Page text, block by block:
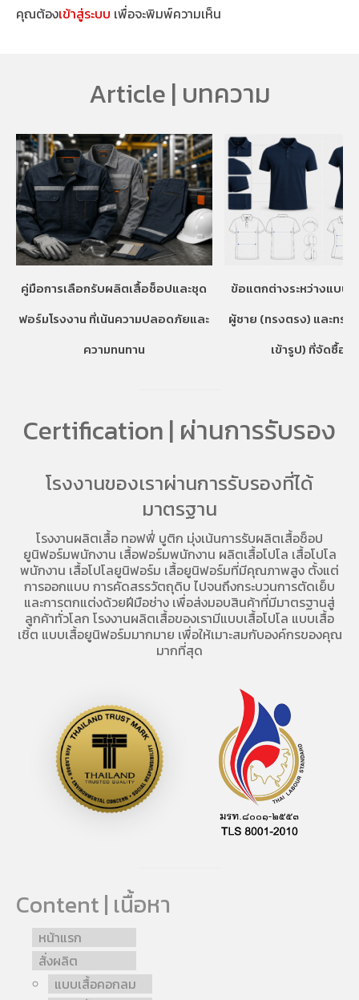
คุณต้องเข้าสู่ระบบ เพื่อจะพิมพ์ความเห็น
Article | บทความ
คู่มือการเลือกรับผลิตเสื้อช็อปและชุด
ฟอร์มโรงงาน ที่เน้นความปลอดภัยและ
ความทนทาน
ข้อแตกต่างระหว่างแบบเ
ผู้ชาย (ทรงตรง) และทร
เข้ารูป) ที่จัดซื้อค
Certification | ผ่านการรับรอง
โรงงานของเราผ่านการรับรองที่ได้
มาตรฐาน
โรงงานผลิตเสื้อ ทอฟฟี่ บูติก มุ่งเน้นการรับผลิตเสื้อช็อป
ยูนิฟอร์มพนักงาน เสื้อฟอร์มพนักงาน ผลิตเสื้อโปโล เสื้อโปโล
พนักงาน เสื้อโปโลยูนิฟอร์ม เสื้อยูนิฟอร์มที่มีคุณภาพสูง ตั้งแต่
การออกแบบ การคัดสรรวัตถุดิบ ไปจนถึงกระบวนการตัดเย็บ
และการตกแต่งด้วยฝีมือช่าง เพื่อส่งมอบสินค้าที่มีมาตรฐานสู่
ลูกค้าทั่วโลก โรงงานผลิตเสื้อของเรามีแบบเสื้อโปโล แบบเสื้อ
เชิ้ต แบบเสื้อยูนิฟอร์มมากมาย เพื่อให้เมาะสมกับองค์กรของคุณ
มากที่สุด
Content | เนื้อหา
หน้าแรก
สั่งผลิต
แบบเสื้อคอกลม